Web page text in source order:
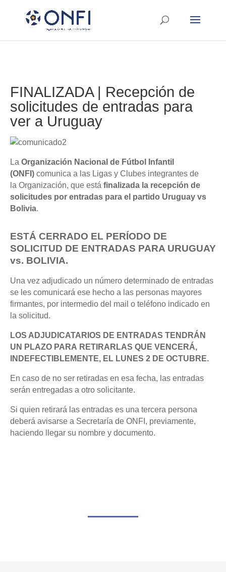
FINALIZADA | Recepción de
solicitudes de entradas para
ver a Uruguay
La Organización Nacional de Fútbol Infantil
(ONFI) comunica a las Ligas y Clubes integrantes de
la Organización, que está finalizada la recepción de
solicitudes por entradas para el partido Uruguay vs
Bolivia.
ESTÁ CERRADO EL PERÍODO DE
SOLICITUD DE ENTRADAS PARA URUGUAY
vs. BOLIVIA.
Una vez adjudicado un número determinado de entradas
se les comunicará ese hecho a las personas mayores
firmantes, por intermedio del mail o teléfono indicado en
la solicitud.
LOS ADJUDICATARIOS DE ENTRADAS TENDRÁN
UN PLAZO PARA RETIRARLAS QUE VENCERÁ,
INDEFECTIBLEMENTE, EL LUNES 2 DE OCTUBRE.
En caso de no ser retiradas en esa fecha, las entradas
serán entregadas a otro solicitante.
Si quien retirará las entradas es una tercera persona
deberá avisarse a Secretaría de ONFI, previamente,
haciendo llegar su nombre y documento.